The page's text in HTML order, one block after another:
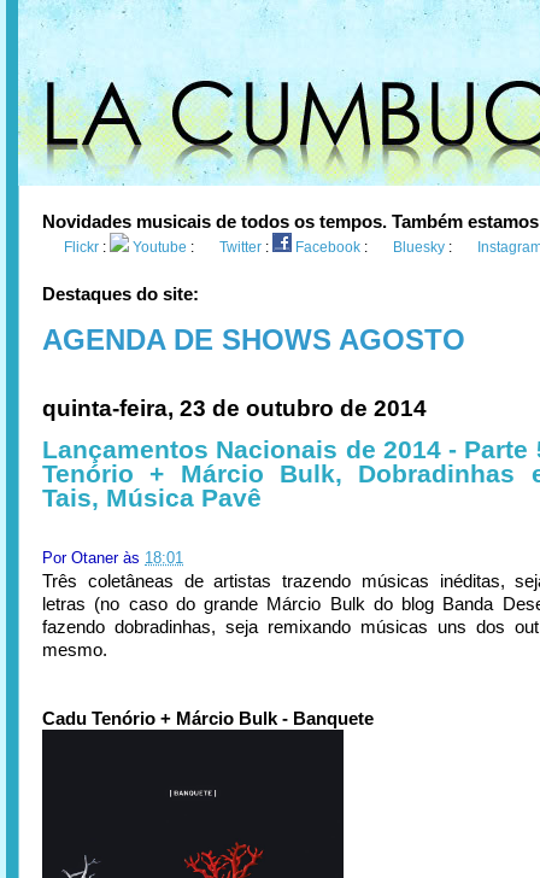
Novidades musicais de todos os tempos. Também
Flickr : Youtube : Twitter : Facebook : Bluesky :
Destaques do site:
AGENDA DE SHOWS AGOSTO
quinta-feira, 23 de outubro de 2014
Lançamentos Nacionais de 2014 - Parte
Tenório + Márcio Bulk, Dobradinhas
Tais, Música Pavê
Por Otaner às 18:01
Três coletâneas de artistas trazendo músicas inéditas,
letras (no caso do grande Márcio Bulk do blog Banda
fazendo dobradinhas, seja remixando músicas uns dos
mesmo.
Cadu Tenório + Márcio Bulk - Banquete